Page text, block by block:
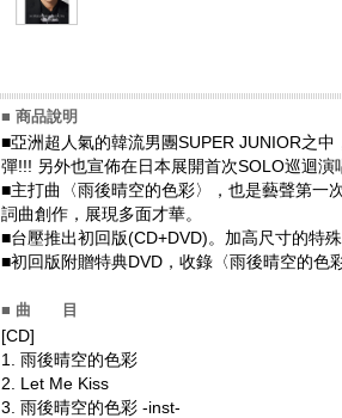
■ 商品說明
■亞洲超人氣的韓流男團SUPER JUNIOR之
彈!!! 另外也宣佈在日本展開首次SOLO巡迴演
■主打曲〈雨後晴空的色彩〉，也是藝聲第一
詞曲創作，展現多面才華。
■台壓推出初回版(CD+DVD)。加高尺寸的特
■初回版附贈特典DVD，收錄〈雨後晴空的色
■ 曲 目
[CD]
1. 雨後晴空的色彩
2. Let Me Kiss
3. 雨後晴空的色彩 -inst-